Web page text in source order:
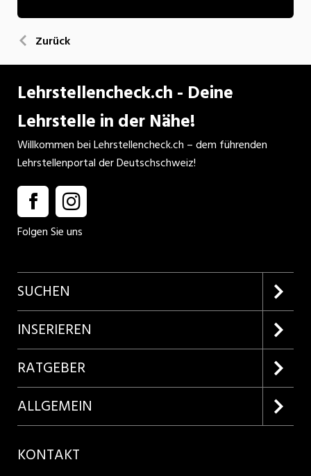
Zurück
Lehrstellencheck.ch - Deine
Lehrstelle in der Nähe!
Willkommen bei Lehrstellencheck.ch – dem führenden
Lehrstellenportal der Deutschschweiz!
Folgen Sie uns
SUCHEN
Firmenprofile entdecken
Lehrstellen suchen
INSERIEREN
Kundenlogin
Inserieren
Produkte
RATGEBER
Lehrberufe entdecken
ALLGEMEIN
KONTAKT